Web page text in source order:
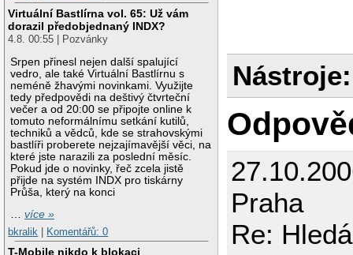
Virtuální Bastlírna vol. 65: Už vám
dorazil předobjednaný INDX?
4.8. 00:55 | Pozvánky
Srpen přinesl nejen další spalující
vedro, ale také Virtuální Bastlírnu s
neméně žhavými novinkami. Využijte
tedy předpovědi na deštivý čtvrteční
večer a od 20:00 se připojte online k
tomuto neformálnímu setkání kutilů,
techniků a vědců, kde se strahovskými
bastlíři proberete nejzajímavější věci, na
které jste narazili za poslední měsíc.
Pokud jde o novinky, řeč zcela jistě
přijde na systém INDX pro tiskárny
Průša, který na konci
…více »
bkralik | Komentářů: 0
T-Mobile nikdo k blokaci
Nástroje:
Praha
Re: